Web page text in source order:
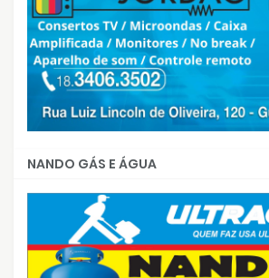
NANDO GÁS E ÁGUA